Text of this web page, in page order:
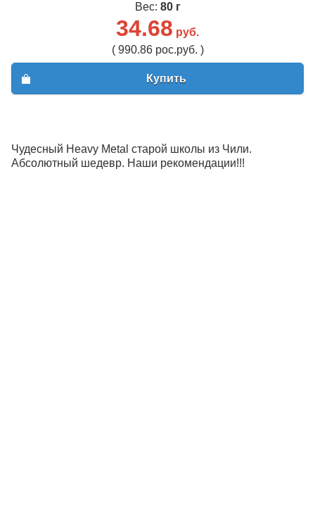
Вес: 80 г
34.68 руб.
( 990.86 рос.руб. )
Купить
Чудесный Heavy Metal старой школы из Чили.
Абсолютный шедевр. Наши рекомендации!!!